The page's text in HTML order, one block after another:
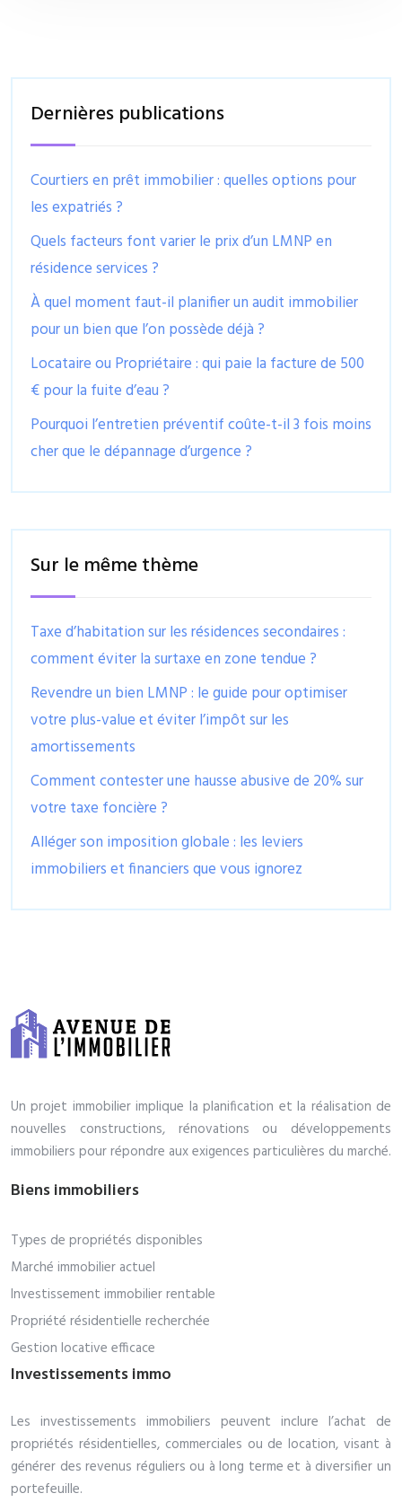
Dernières publications
Courtiers en prêt immobilier : quelles options pour
les expatriés ?
Quels facteurs font varier le prix d’un LMNP en
résidence services ?
À quel moment faut-il planifier un audit immobilier
pour un bien que l’on possède déjà ?
Locataire ou Propriétaire : qui paie la facture de 500
€ pour la fuite d’eau ?
Pourquoi l’entretien préventif coûte-t-il 3 fois moins
cher que le dépannage d’urgence ?
Sur le même thème
Taxe d’habitation sur les résidences secondaires :
comment éviter la surtaxe en zone tendue ?
Revendre un bien LMNP : le guide pour optimiser
votre plus-value et éviter l’impôt sur les
amortissements
Comment contester une hausse abusive de 20% sur
votre taxe foncière ?
Alléger son imposition globale : les leviers
immobiliers et financiers que vous ignorez
Un projet immobilier implique la planification et la réalisation de
nouvelles constructions, rénovations ou développements
immobiliers pour répondre aux exigences particulières du marché.
Biens immobiliers
Types de propriétés disponibles
Marché immobilier actuel
Investissement immobilier rentable
Propriété résidentielle recherchée
Gestion locative efficace
Investissements immo
Les investissements immobiliers peuvent inclure l’achat de
propriétés résidentielles, commerciales ou de location, visant à
générer des revenus réguliers ou à long terme et à diversifier un
portefeuille.